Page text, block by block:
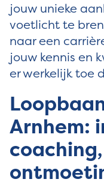
jouw unieke
voetlicht te
naar een
jouw kennis en
er werkelijk toe
Arnhem: